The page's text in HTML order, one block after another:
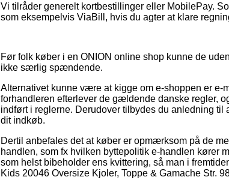
Vi tilråder generelt kortbestillinger eller MobilePay.
som eksempelvis ViaBill, hvis du agter at klare
Før folk køber i en ONION online shop kunne de
ikke særlig spændende.
Alternativet kunne være at kigge om e-shoppen er
forhandleren efterlever de gældende danske regler,
indført i reglerne. Derudover tilbydes du anledning
dit indkøb.
Dertil anbefales det at køber er opmærksom på de
handlen, som fx hvilken byttepolitik e-handlen kører
som helst bibeholder ens kvittering, så man i
Kids 20046 Oversize Kjoler, Toppe & Gamache Str.